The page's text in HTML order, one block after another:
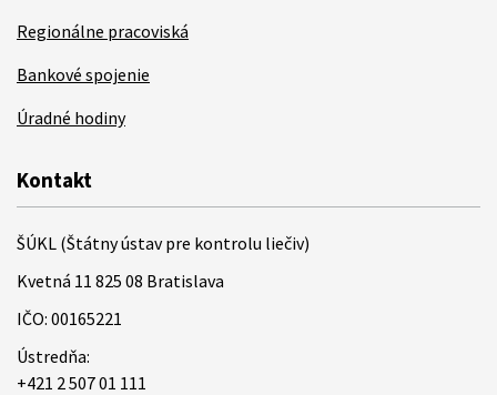
Regionálne pracoviská
Bankové spojenie
Úradné hodiny
Kontakt
ŠÚKL (Štátny ústav pre kontrolu liečiv)
Kvetná 11 825 08 Bratislava
IČO: 00165221
Ústredňa:
+421 2 507 01 111